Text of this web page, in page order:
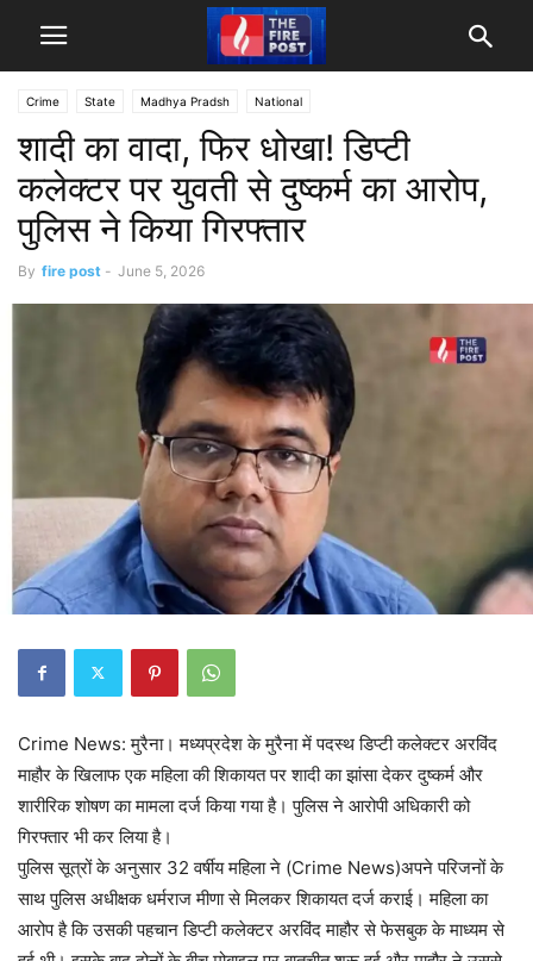
Crime State Madhya Pradsh National
शादी का वादा, फिर धोखा! डिप्टी
कलेक्टर पर युवती से दुष्कर्म का आरोप,
पुलिस ने किया गिरफ्तार
By fire post - June 5, 2026
Crime News: मुरैना। मध्यप्रदेश के मुरैना में पदस्थ डिप्टी कलेक्टर अरविंद
माहौर के खिलाफ एक महिला की शिकायत पर शादी का झांसा देकर दुष्कर्म और
शारीरिक शोषण का मामला दर्ज किया गया है। पुलिस ने आरोपी अधिकारी को
गिरफ्तार भी कर लिया है।
पुलिस सूत्रों के अनुसार 32 वर्षीय महिला ने (Crime News)अपने परिजनों के
साथ पुलिस अधीक्षक धर्मराज मीणा से मिलकर शिकायत दर्ज कराई। महिला का
आरोप है कि उसकी पहचान डिप्टी कलेक्टर अरविंद माहौर से फेसबुक के माध्यम से